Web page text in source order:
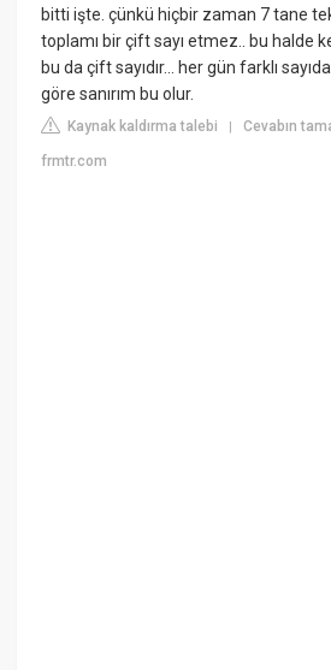
bitti işte. çünkü hiçbir zaman 7 tane
toplamı bir çift sayı etmez.. bu halde
bu da çift sayıdır... her gün farklı
göre sanırım bu olur.
Kaynak kaldırma talebi |Cevabın
frmtr.com